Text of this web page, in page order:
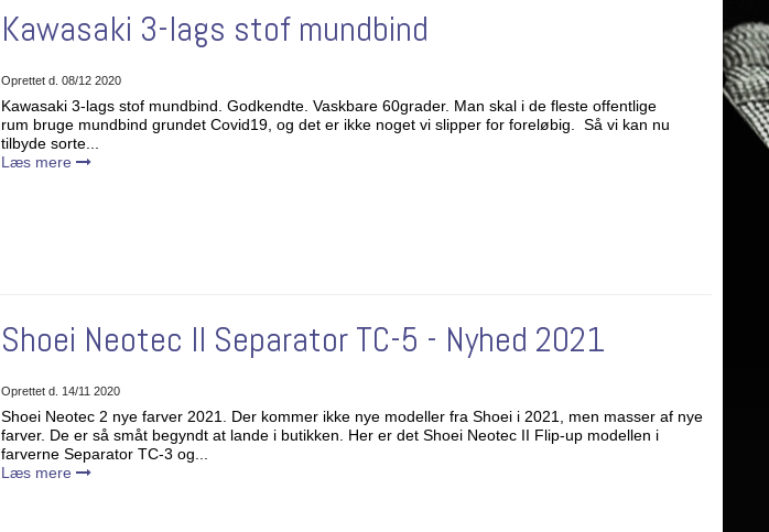
Kawasaki 3-lags stof mundbind
Oprettet d. 08/12 2020
Kawasaki 3-lags stof mundbind. Godkendte. Vaskbare 60grader. Man skal i de fleste offentlige
rum bruge mundbind grundet Covid19, og det er ikke noget vi slipper for foreløbig. Så vi kan nu
tilbyde sorte...
Læs mere
Shoei Neotec II Separator TC-5 - Nyhed 2021
Oprettet d. 14/11 2020
Shoei Neotec 2 nye farver 2021. Der kommer ikke nye modeller fra Shoei i 2021, men masser af nye
farver. De er så småt begyndt at lande i butikken. Her er det Shoei Neotec II Flip-up modellen i
farverne Separator TC-3 og...
Læs mere